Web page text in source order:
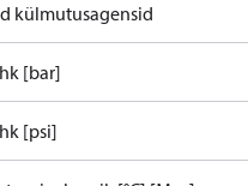
külmutusagensid
[bar]
[psi]